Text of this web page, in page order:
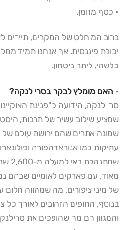
• כסף מזומן.
ברוב המוחלט של המקרים, תיירים
יכולת פיננסית. אך אנחנו תמיד
כלשהי, ליתר ביטחון.
• האם מומלץ לבקר בסרי לנקה?
סרי לנקה, הידועה כ"פנינת
שמציע שילוב עשיר של תרבות,
שמונה אתרים שהם ירושת עולם של
עתיקות כמו אנוראדהפורה
מאוד, עם פארקים לאומיים שבהם
של מיני ציפורים, מה שמהווה חלום
בנוסף, החופים הזהובים לאורך כל
והמגוון הם מה שהופכים את